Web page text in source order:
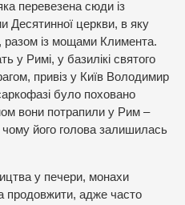
перевезена сюди із
Десятинної церкви, в яку
разом із мощами Климента.
у Римі, у базилікі святого
привіз у Київ Володимир
було поховано
вони потрапили у Рим –
чому його голова залишилась
у печери, монахи
продовжити, адже часто